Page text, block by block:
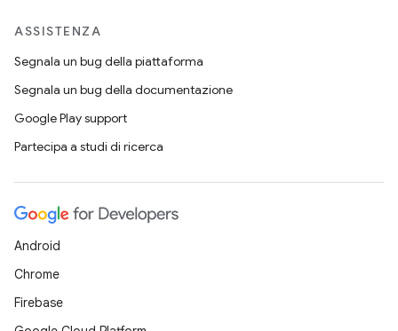
ASSISTENZA
Segnala un bug della piattaforma
Segnala un bug della documentazione
Google Play support
Partecipa a studi di ricerca
Android
Chrome
Firebase